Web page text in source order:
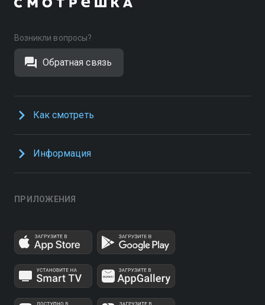
Возникли вопросы?
Обратная связь
Как смотреть
Информация
ПРИЛОЖЕНИЯ